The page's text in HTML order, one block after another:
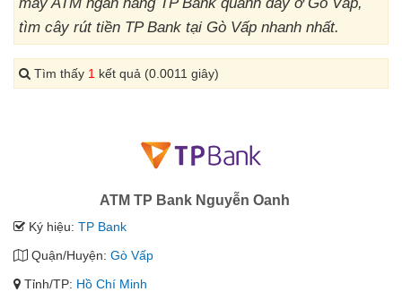
tìm cây rút tiền TP Bank tại Gò Vấp nhanh nhất.
Tìm thấy 1 kết quả (0.0011 giây)
ATM TP Bank Nguyễn Oanh
Ký hiệu: TP Bank
Quận/Huyện: Gò Vấp
Tỉnh/TP: Hồ Chí Minh